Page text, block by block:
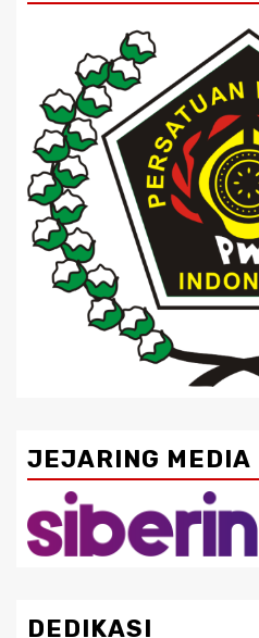
JEJARING MEDIA
DEDIKASI